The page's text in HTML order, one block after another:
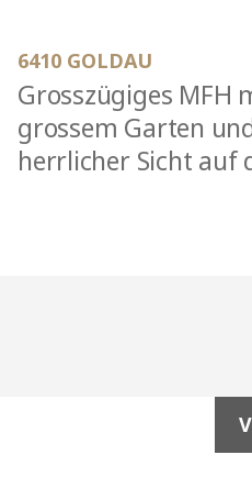
6410 GOLDAU
Grosszügiges MFH
grossem Garten
herrlicher Sicht auf